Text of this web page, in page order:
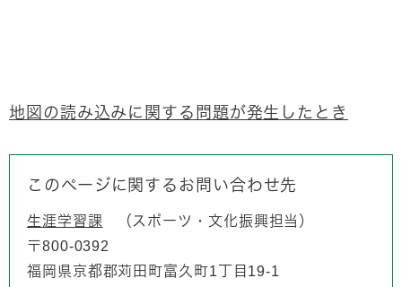
地図の読み込みに関する問題が発生したとき
このページに関するお問い合わせ先
生涯学習課
スポーツ・文化振興担当
〒800-0392
福岡県京都郡苅田町富久町1丁目19-1